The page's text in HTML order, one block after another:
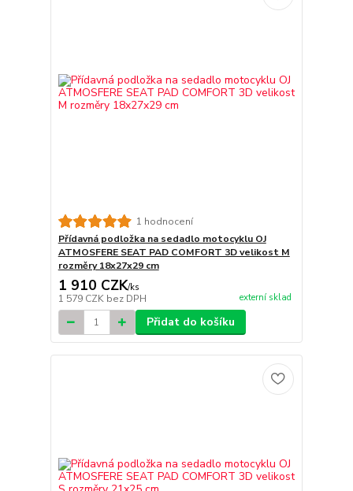
1 hodnocení
Přídavná podložka na sedadlo motocyklu OJ
ATMOSFERE SEAT PAD COMFORT 3D velikost M
rozměry 18x27x29 cm
1 910 CZK/ks
1 579 CZK bez DPH externí sklad
Přidat do košíku